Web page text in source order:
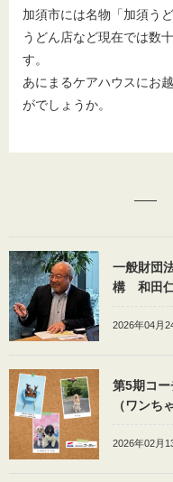
加須市には名物「加須う
うどん店など現在では数
す。
あにまるケアハウスにお
がでしょうか。
一般財団
構 和田
2026年04月
第5期コ
（ワンち
2026年02月